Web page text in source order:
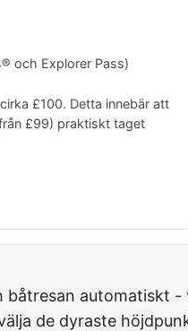
och Explorer Pass)
£100. Detta innebär att
£99) praktiskt taget
båtresan automatiskt
de dyraste